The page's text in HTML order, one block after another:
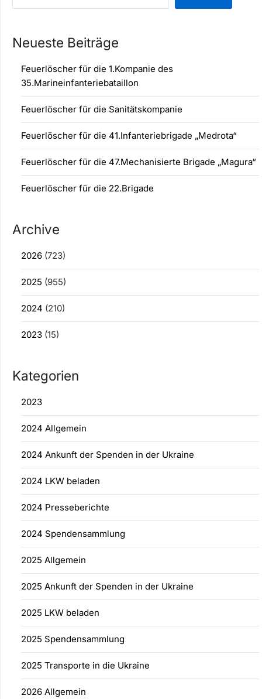
Neueste Beiträge
Feuerlöscher für die 1.Kompanie des
35.Marineinfanteriebataillon
Feuerlöscher für die Sanitätskompanie
Feuerlöscher für die 41.Infanteriebrigade „Medrota“
Feuerlöscher für die 47.Mechanisierte Brigade „Magura“
Feuerlöscher für die 22.Brigade
Archive
2026 (723)
2025 (955)
2024 (210)
2023 (15)
Kategorien
2023
2024 Allgemein
2024 Ankunft der Spenden in der Ukraine
2024 LKW beladen
2024 Presseberichte
2024 Spendensammlung
2025 Allgemein
2025 Ankunft der Spenden in der Ukraine
2025 LKW beladen
2025 Spendensammlung
2025 Transporte in die Ukraine
2026 Allgemein